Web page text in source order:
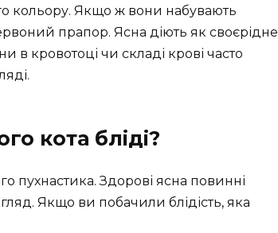
кольору. Якщо ж вони набувають
прапор. Ясна діють як своєрідне
в кровотоці чи складі крові часто
кота бліді?
пухнастика. Здорові ясна повинні
Якщо ви побачили блідість, яка